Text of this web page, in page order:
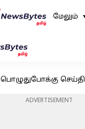
மேலும்
பொழுதுபோக்கு செய்தி
ADVERTISEMENT